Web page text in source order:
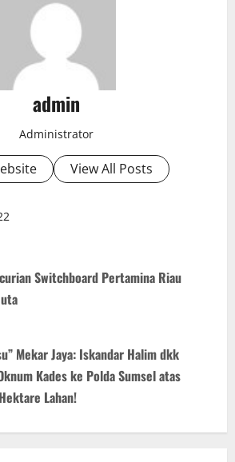
admin
Administrator
View All Posts
Switchboard Pertamina Riau
Mekar Jaya: Iskandar Halim dkk
Kades ke Polda Sumsel atas
Lahan!